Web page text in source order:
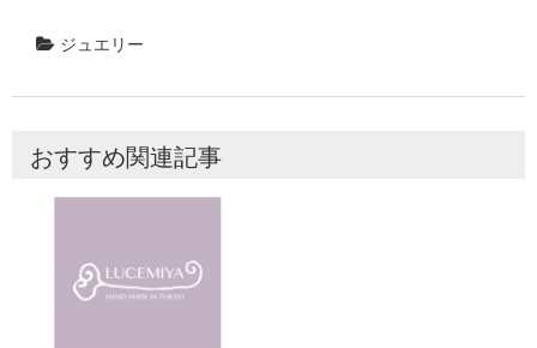
ジュエリー
おすすめ関連記事